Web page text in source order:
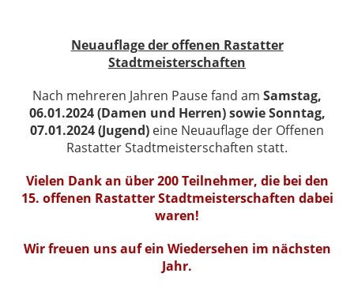
Neuauflage der offenen Rastatter
Stadtmeisterschaften
Nach mehreren Jahren Pause fand am Samstag,
06.01.2024 (Damen und Herren) sowie Sonntag,
07.01.2024 (Jugend) eine Neuauflage der Offenen
Rastatter Stadtmeisterschaften statt.
Vielen Dank an über 200 Teilnehmer, die bei den
15. offenen Rastatter Stadtmeisterschaften dabei
waren!
Wir freuen uns auf ein Wiedersehen im nächsten
Jahr.